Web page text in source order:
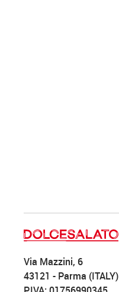
Via Mazzini, 6
43121 - Parma (ITALY)